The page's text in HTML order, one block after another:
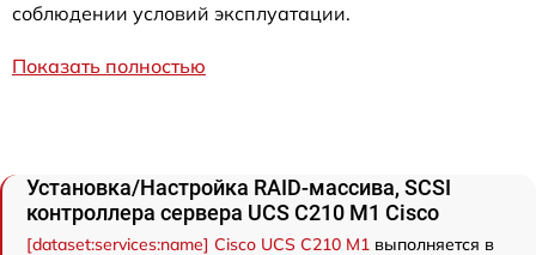
соблюдении условий эксплуатации.
Показать полностью
Установка/Настройка RAID-массива, SCSI
контроллера сервера UCS C210 M1 Cisco
[dataset:services:name] Cisco UCS C210 M1 выполняется в